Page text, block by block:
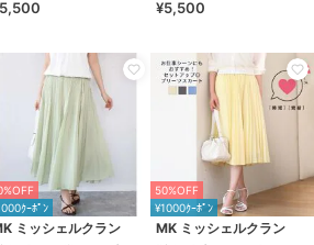
洗濯機OK／6col】
ージーケア／防シワ／洗濯機
¥5,500
ｸｰﾎﾟﾝ
ミッシェルクラン
50%OFF
¥1000ｸｰﾎﾟﾝ
MK ミッシェルクラン